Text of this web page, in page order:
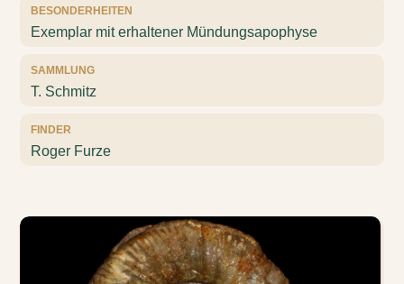
BESONDERHEITEN
Exemplar mit erhaltener Mündungsapophyse
SAMMLUNG
T. Schmitz
FINDER
Roger Furze